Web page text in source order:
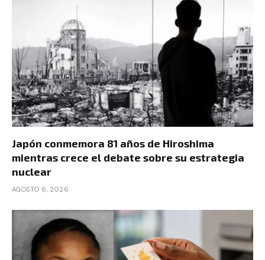
Japón conmemora 81 años de Hiroshima
mientras crece el debate sobre su estrategia
nuclear
AGOSTO 6, 2026